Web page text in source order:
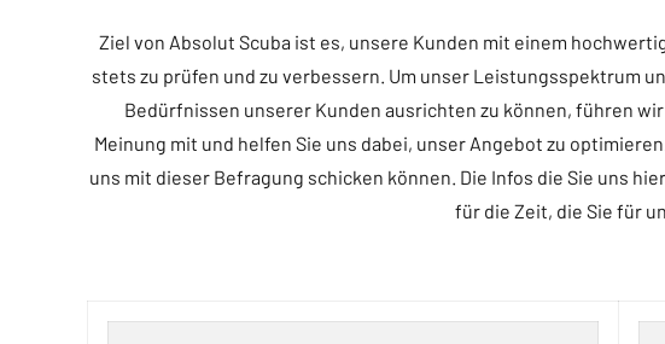
Ziel von Absolut Scuba ist es, unsere Kunden mit einem
stets zu prüfen und zu verbessern. Um unser Leistungsspektrum
Bedürfnissen unserer Kunden ausrichten zu können, führen
Meinung mit und helfen Sie uns dabei, unser Angebot zu
uns mit dieser Befragung schicken können. Die Infos die Sie uns
für die Zeit, die Sie für